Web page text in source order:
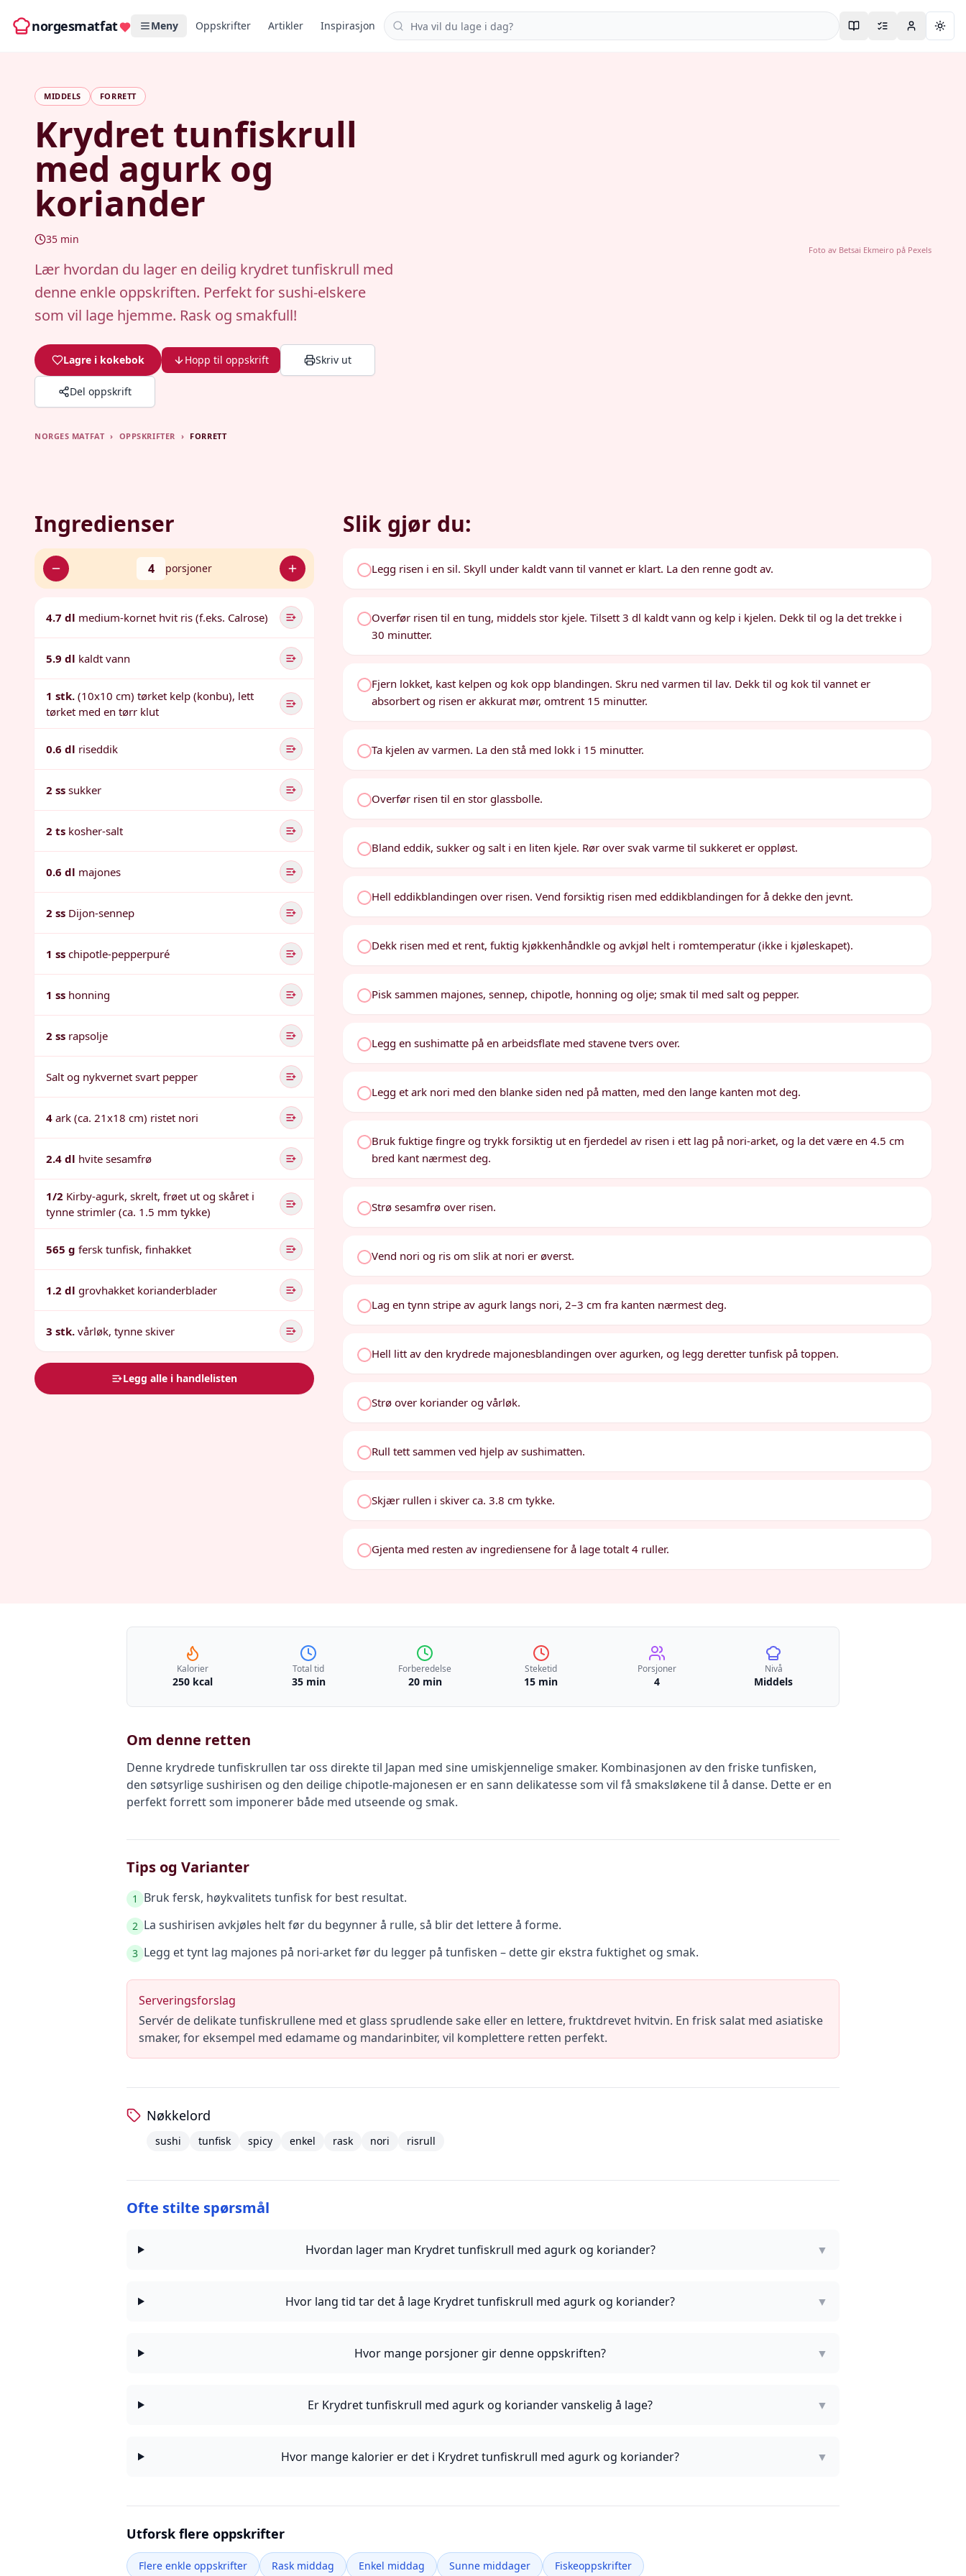
norgesmatfat Meny Oppskrifter Artikler Inspirasjon Søk i oppskrifter
MIDDELS FORRETT
Krydret tunfiskrull
med agurk og
koriander
35 min
Lær hvordan du lager en deilig krydret tunfiskrull med
denne enkle oppskriften. Perfekt for sushi-elskere
som vil lage hjemme. Rask og smakfull!
Lagre i kokebok Hopp til oppskrift Skriv ut
Del oppskrift
Foto av Betsai Ekmeiro på Pexels
NORGES MATFAT › OPPSKRIFTER › FORRETT
Ingredienser
4 porsjoner
4.7 dl medium-kornet hvit ris (f.eks. Calrose)
5.9 dl kaldt vann
1 stk. (10x10 cm) tørket kelp (konbu), lett
tørket med en tørr klut
0.6 dl riseddik
2 ss sukker
2 ts kosher-salt
0.6 dl majones
2 ss Dijon-sennep
1 ss chipotle-pepperpuré
1 ss honning
2 ss rapsolje
Salt og nykvernet svart pepper
4 ark (ca. 21x18 cm) ristet nori
2.4 dl hvite sesamfrø
1/2 Kirby-agurk, skrelt, frøet ut og skåret i
tynne strimler (ca. 1.5 mm tykke)
565 g fersk tunfisk, finhakket
1.2 dl grovhakket korianderblader
3 stk. vårløk, tynne skiver
Legg alle i handlelisten
Slik gjør du:
Legg risen i en sil. Skyll under kaldt vann til vannet er klart. La den renne godt av.
Overfør risen til en tung, middels stor kjele. Tilsett 3 dl kaldt vann og kelp i kjelen. Dekk til og la det trekke i
30 minutter.
Fjern lokket, kast kelpen og kok opp blandingen. Skru ned varmen til lav. Dekk til og kok til vannet er
absorbert og risen er akkurat mør, omtrent 15 minutter.
Ta kjelen av varmen. La den stå med lokk i 15 minutter.
Overfør risen til en stor glassbolle.
Bland eddik, sukker og salt i en liten kjele. Rør over svak varme til sukkeret er oppløst.
Hell eddikblandingen over risen. Vend forsiktig risen med eddikblandingen for å dekke den jevnt.
Dekk risen med et rent, fuktig kjøkkenhåndkle og avkjøl helt i romtemperatur (ikke i kjøleskapet).
Pisk sammen majones, sennep, chipotle, honning og olje; smak til med salt og pepper.
Legg en sushimatte på en arbeidsflate med stavene tvers over.
Legg et ark nori med den blanke siden ned på matten, med den lange kanten mot deg.
Bruk fuktige fingre og trykk forsiktig ut en fjerdedel av risen i ett lag på nori-arket, og la det være en 4.5 cm
bred kant nærmest deg.
Strø sesamfrø over risen.
Vend nori og ris om slik at nori er øverst.
Lag en tynn stripe av agurk langs nori, 2–3 cm fra kanten nærmest deg.
Hell litt av den krydrede majonesblandingen over agurken, og legg deretter tunfisk på toppen.
Strø over koriander og vårløk.
Rull tett sammen ved hjelp av sushimatten.
Skjær rullen i skiver ca. 3.8 cm tykke.
Gjenta med resten av ingrediensene for å lage totalt 4 ruller.
Kalorier
250 kcal
Total tid
35 min
Forberedelse
20 min
Steketid
15 min
Porsjoner
4
Nivå
Middels
Om denne retten
Denne krydrede tunfiskrullen tar oss direkte til Japan med sine umiskjennelige smaker. Kombinasjonen av den friske tunfisken,
den søtsyrlige sushirisen og den deilige chipotle-majonesen er en sann delikatesse som vil få smaksløkene til å danse. Dette er en
perfekt forrett som imponerer både med utseende og smak.
Tips og Varianter
1 Bruk fersk, høykvalitets tunfisk for best resultat.
2 La sushirisen avkjøles helt før du begynner å rulle, så blir det lettere å forme.
3 Legg et tynt lag majones på nori-arket før du legger på tunfisken – dette gir ekstra fuktighet og smak.
Serveringsforslag
Servér de delikate tunfiskrullene med et glass sprudlende sake eller en lettere, fruktdrevet hvitvin. En frisk salat med asiatiske
smaker, for eksempel med edamame og mandarinbiter, vil komplettere retten perfekt.
Nøkkelord
sushi tunfisk spicy enkel rask nori risrull
Ofte stilte spørsmål
Hvordan lager man Krydret tunfiskrull med agurk og koriander? ▼
Hvor lang tid tar det å lage Krydret tunfiskrull med agurk og koriander? ▼
Hvor mange porsjoner gir denne oppskriften? ▼
Er Krydret tunfiskrull med agurk og koriander vanskelig å lage? ▼
Hvor mange kalorier er det i Krydret tunfiskrull med agurk og koriander? ▼
Utforsk flere oppskrifter
Flere enkle oppskrifter Rask middag Enkel middag Sunne middager Fiskeoppskrifter